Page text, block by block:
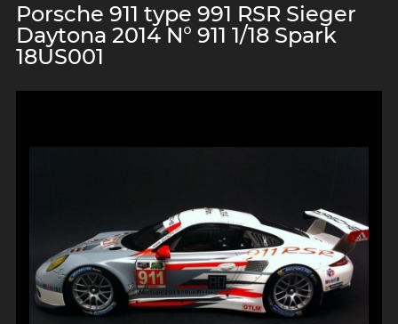
Porsche 911 type 991 RSR Sieger
Daytona 2014 N° 911 1/18 Spark
18US001